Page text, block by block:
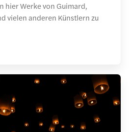
hier Werke von Guimard,
vielen anderen Künstlern zu